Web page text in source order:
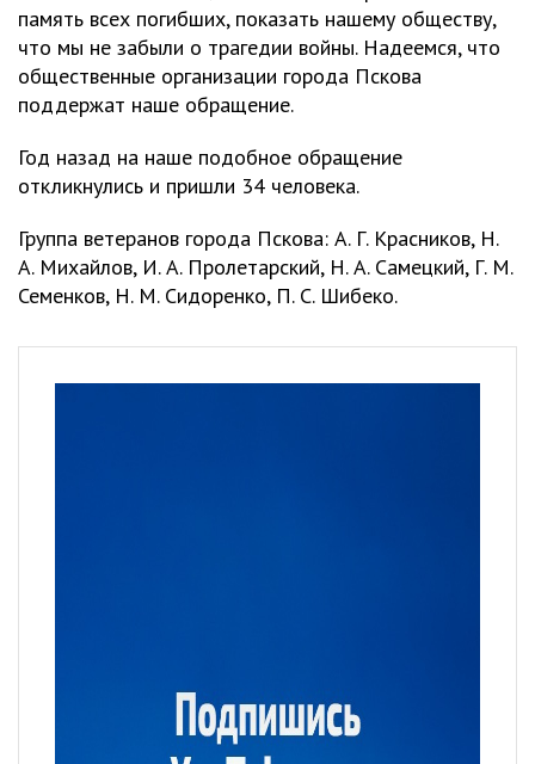
память всех погибших, показать нашему обществу,
что мы не забыли о трагедии войны. Надеемся, что
общественные организации города Пскова
поддержат наше обращение.
Год назад на наше подобное обращение
откликнулись и пришли 34 человека.
Группа ветеранов города Пскова: А. Г. Красников, Н.
А. Михайлов, И. А. Пролетарский, Н. А. Самецкий, Г. М.
Семенков, Н. М. Сидоренко, П. С. Шибеко.